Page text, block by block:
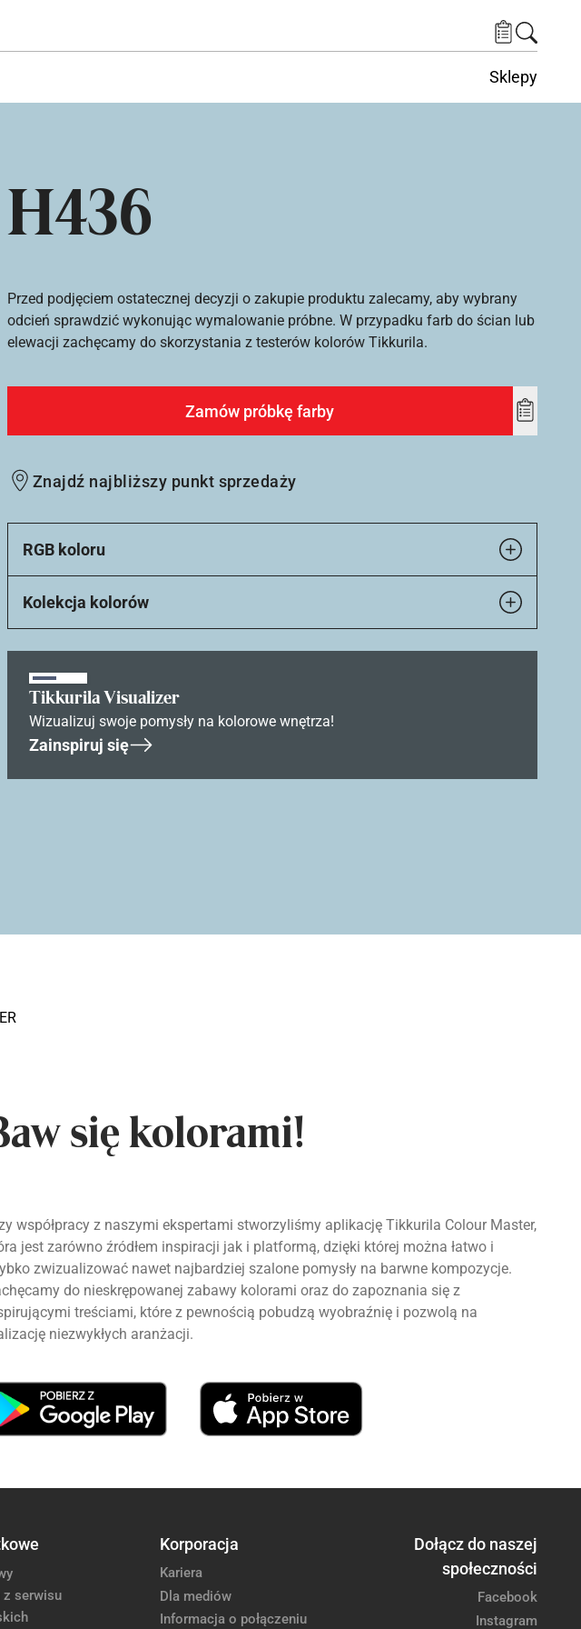
Sklepy
H436
Przed podjęciem ostatecznej decyzji o zakupie produktu zalecamy, aby wybrany
odcień sprawdzić wykonując wymalowanie próbne. W przypadku farb do ścian lub
elewacji zachęcamy do skorzystania z testerów kolorów Tikkurila.
Zamów próbkę farby
Add
Znajdź najbliższy punkt sprzedaży
RGB koloru
Kolekcja kolorów
Tikkurila Visualizer
Wizualizuj swoje pomysły na kolorowe wnętrza!
Zainspiruj się
się kolorami!
współpracy z naszymi ekspertami stworzyliśmy aplikację Tikkurila Colour Master,
jest zarówno źródłem inspiracji jak i platformą, dzięki której można łatwo i
zwizualizować nawet najbardziej szalone pomysły na barwne kompozycje.
do nieskrępowanej zabawy kolorami oraz do zapoznania się z
treściami, które z pewnością pobudzą wyobraźnię i pozwolą na
niezwykłych aranżacji.
z serwisu
Korporacja
Kariera
Dla mediów
Informacja o połączeniu
Dołącz do naszej
społeczności
Facebook
Instagram